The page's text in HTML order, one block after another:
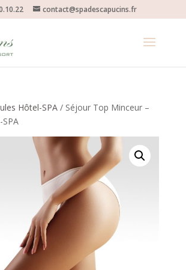
contact@spadescapucins.fr
Hôtel-SPA/ Séjour Top Minceur –